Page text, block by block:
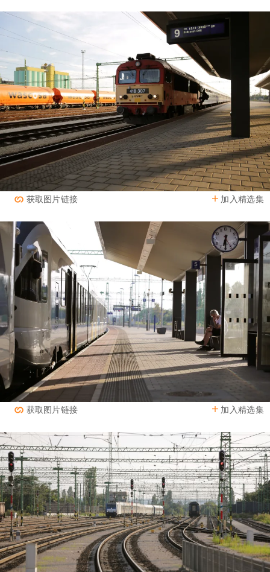
加入精选集
获取图片链接
加入精选集
获取图片链接